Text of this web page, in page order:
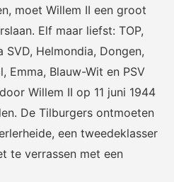
Voor de teams van morgen.
moet Willem II een groot
Elf maar liefst: TOP,
SVD, Helmondia, Dongen,
Emma, Blauw-Wit en PSV
Willem II op 11 juni 1944
De Tilburgers ontmoeten
een tweedeklasser
te verrassen met een